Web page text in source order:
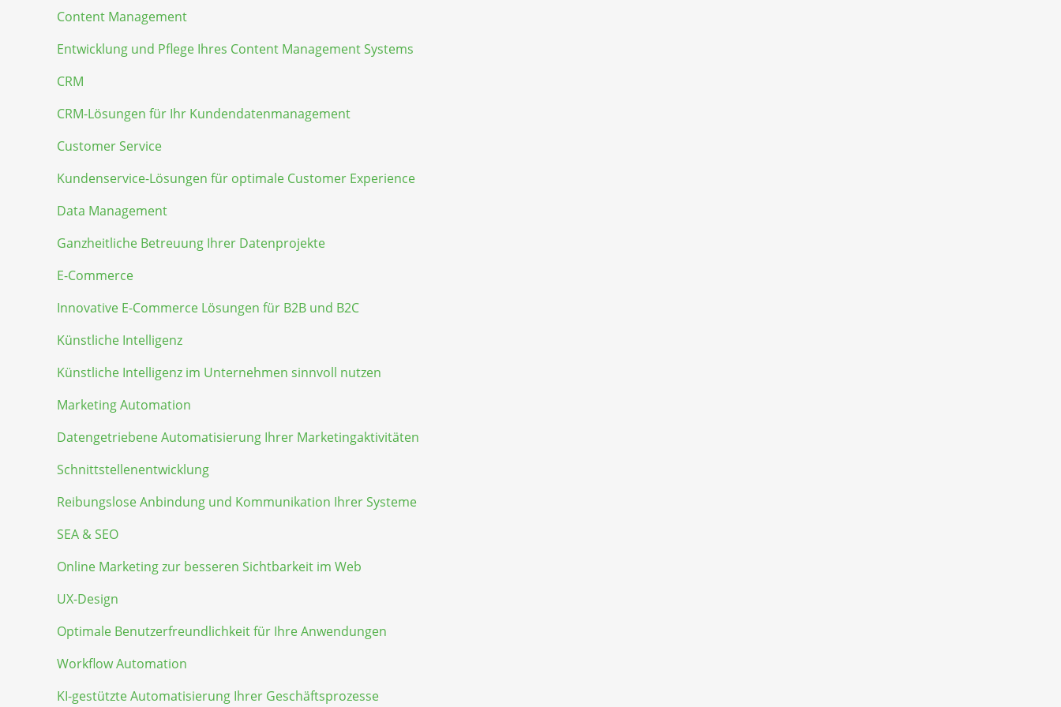
Content Management
Entwicklung und Pflege Ihres Content Management Systems
CRM
CRM-Lösungen für Ihr Kundendatenmanagement
Customer Service
Kundenservice-Lösungen für optimale Customer Experience
Data Management
Ganzheitliche Betreuung Ihrer Datenprojekte
E-Commerce
Innovative E-Commerce Lösungen für B2B und B2C
Künstliche Intelligenz
Künstliche Intelligenz im Unternehmen sinnvoll nutzen
Marketing Automation
Datengetriebene Automatisierung Ihrer Marketingaktivitäten
Schnittstellenentwicklung
Reibungslose Anbindung und Kommunikation Ihrer Systeme
SEA & SEO
Online Marketing zur besseren Sichtbarkeit im Web
UX-Design
Optimale Benutzerfreundlichkeit für Ihre Anwendungen
Workflow Automation
KI-gestützte Automatisierung Ihrer Geschäftsprozesse